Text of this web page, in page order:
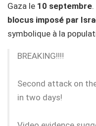
Gaza le 10 septembre
blocus imposé par
symbolique à la
BREAKING!!‼️
Second attack on
in two days!